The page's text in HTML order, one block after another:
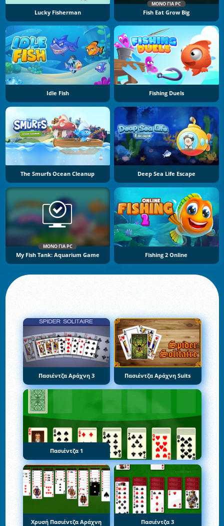
Lucky Fisherman
ΜΌΝΟ ΓΙΑ PC
Fish Eat Grow Big
Idle Fish Fishing Duels
The Smurfs Ocean Cleanup Deep Sea Life Escape
ΜΌΝΟ ΓΙΑ PC
My Fish Tank: Aquarium Game Fishing 2 Online
Πασιέντζα Αράχνη 3 Πασιέντζα Αράχνη Suits
Πασιέντζα 1
Χρυσή Πασιέντζα Αράχνη Πασιέντζα 3